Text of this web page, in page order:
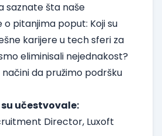
saznate šta naše
o pitanjima poput: Koji su
karijere u tech sferi za
eliminisali nejednakost?
načini da pružimo podršku
učestvovale:
Director, Luxoft